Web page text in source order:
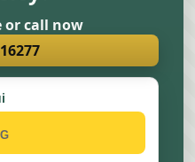
or call now